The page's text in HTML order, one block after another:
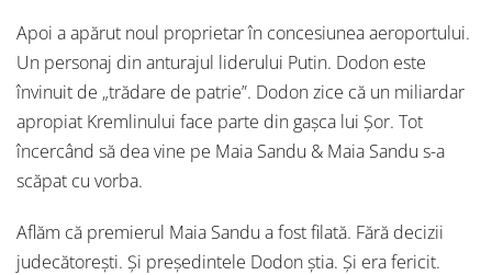
Apoi a apărut noul proprietar în concesiunea aeroportului.
Un personaj din anturajul liderului Putin. Dodon este
învinuit de „trădare de patrie”. Dodon zice că un miliardar
apropiat Kremlinului face parte din gașca lui Șor. Tot
încercând să dea vine pe Maia Sandu & Maia Sandu s-a
scăpat cu vorba.
Aflăm că premierul Maia Sandu a fost filată. Fără decizii
judecătorești. Și președintele Dodon știa. Și era fericit.